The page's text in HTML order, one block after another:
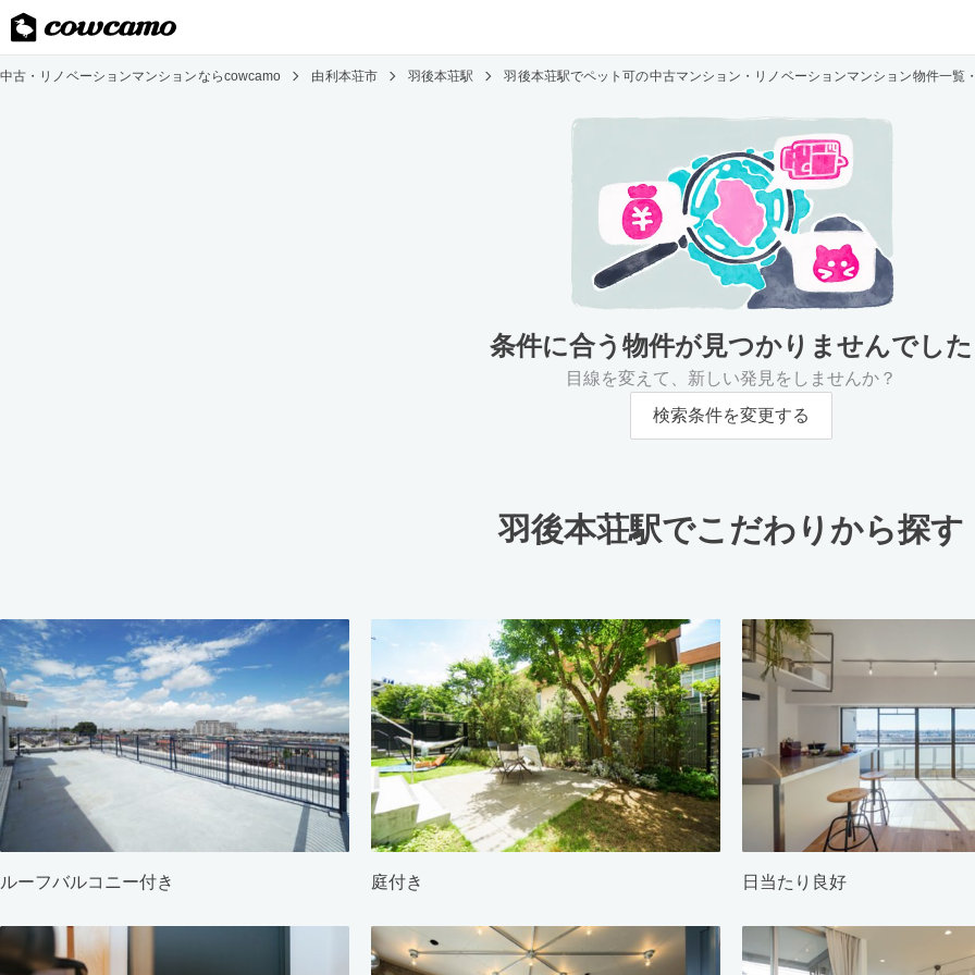
中古・リノベーションマンションならcowcamo 由利本荘市 羽後本荘駅 羽後本荘駅でペット可の中古マンション・リノベーションマンション物件一覧
条件に合う物件が見つかりませんでした
目線を変えて、新しい発見をしませんか？
検索条件を変更する
羽後本荘駅でこだわりから探す
ルーフバルコニー付き 庭付き 日当たり良好